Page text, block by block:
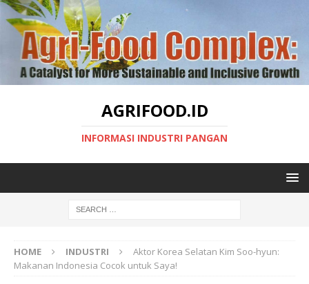
AGRIFOOD.ID
INFORMASI INDUSTRI PANGAN
HOME INDUSTRI
Aktor Korea Selatan Kim Soo-hyun:
Makanan Indonesia Cocok untuk Saya!